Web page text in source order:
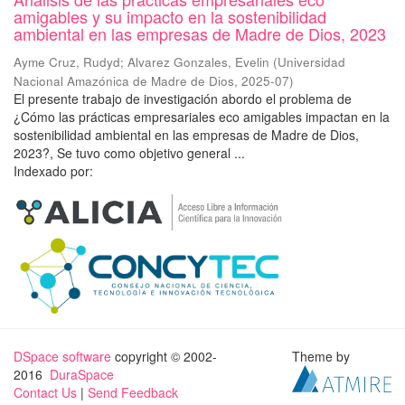
amigables y su impacto en la sostenibilidad
ambiental en las empresas de Madre de Dios, 2023
Ayme Cruz, Rudyd; Alvarez Gonzales, Evelin (Universidad
Nacional Amazónica de Madre de Dios, 2025-07)
El presente trabajo de investigación abordo el problema de
¿Cómo las prácticas empresariales eco amigables impactan en la
sostenibilidad ambiental en las empresas de Madre de Dios,
2023?, Se tuvo como objetivo general ...
Indexado por:
DSpace software copyright © 2002-
2016 DuraSpace
Contact Us | Send Feedback
Theme by